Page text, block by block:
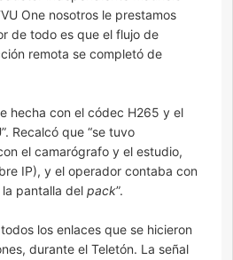
One nosotros le prestamos
de todo es que el flujo de
remota se completó de
hecha con el códec H265 y el
Recalcó que “se tuvo
el camarógrafo y el estudio,
IP), y el operador contaba con
pantalla del pack”.
los enlaces que se hicieron
durante el Teletón. La señal